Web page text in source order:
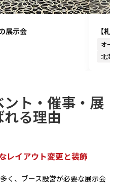
展示会 【
オ
北
ト・催事・展
る理由
レイアウト変更と装飾
く、ブース設営が必要な展示会